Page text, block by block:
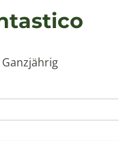
Ganzjährig